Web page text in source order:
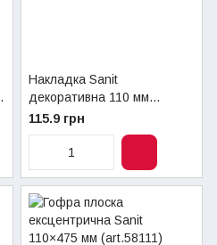
Накладка Sanit
декоративна 110 мм
(art.58301)
115.9 грн